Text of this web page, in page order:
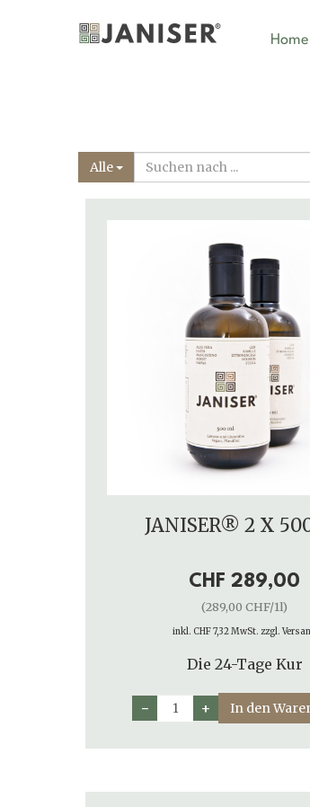
Home
Alle
JANISER® 2 X
CHF 289,00
(289,00 CHF/1l)
inkl. CHF 7,32 MwSt. zzgl.
Die 24-Tage Kur
− + In den